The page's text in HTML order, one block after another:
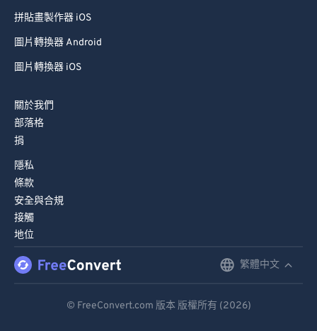
拼貼畫製作器 iOS
圖片轉換器 Android
圖片轉換器 iOS
關於我們
部落格
捐
隱私
條款
安全與合規
接觸
地位
繁體中文
© FreeConvert.com 版本 版權所有 (2026)